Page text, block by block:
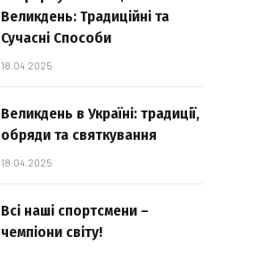
Великдень: Традиційні та
Сучасні Способи
18.04.2025
Великдень в Україні: традиції,
обряди та святкування
18.04.2025
Всі наші спортсмени –
чемпіони світу!